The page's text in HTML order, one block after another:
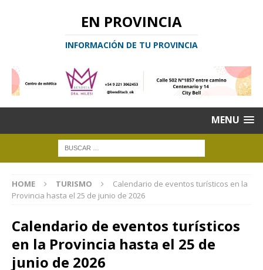
EN PROVINCIA
INFORMACIÓN DE TU PROVINCIA
MENU
HOME TURISMO
Calendario de eventos turísticos en la
Provincia hasta el 25 de junio de 2026
Calendario de eventos turísticos
en la Provincia hasta el 25 de
junio de 2026